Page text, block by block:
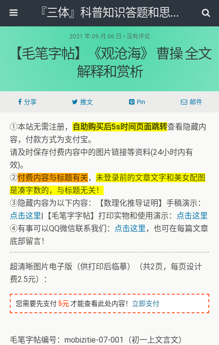
『三体』科普知识答题和思维导图网
2021 年 09 月 06 日 • 没有评论
【毛笔字帖】《观沧海》 曹操 全文
解释和赏析
分享 推文 Pin 邮件
①本站无需注册， 自助购买后5s时间页面跳转查看隐藏内
容，付款方式为支付宝。
请及时保存付费内容中的图片链接等资料(24小时内有
效)。
②付费内容与标题有关， 未登录前的文章文字和美女配图
是凑字数的，与标题无关！
③隐藏内容为以下内容：【数理化推导证明】手稿演示：
点击这里|【毛笔字字帖】打印实物和使用演示：
点击这里
④有事可以QQ微信联系我们：
点击这里，也可在每篇文章
底部留言！
超清晰图片电子版（供打印后临摹）（共2页，每页设计
费2.5元）：
您需要先支付5元 才能查看此处内容！ 立即支付
毛笔字帖编号：mobizitie-07-001（初一上文言文）